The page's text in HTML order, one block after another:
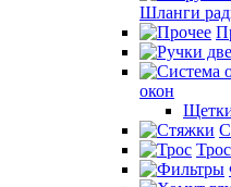
Шланги
окон
Щетки
Трос